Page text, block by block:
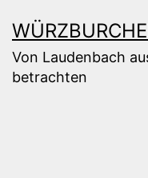
Inhalt
springen
Von Laudenbach
betrachten